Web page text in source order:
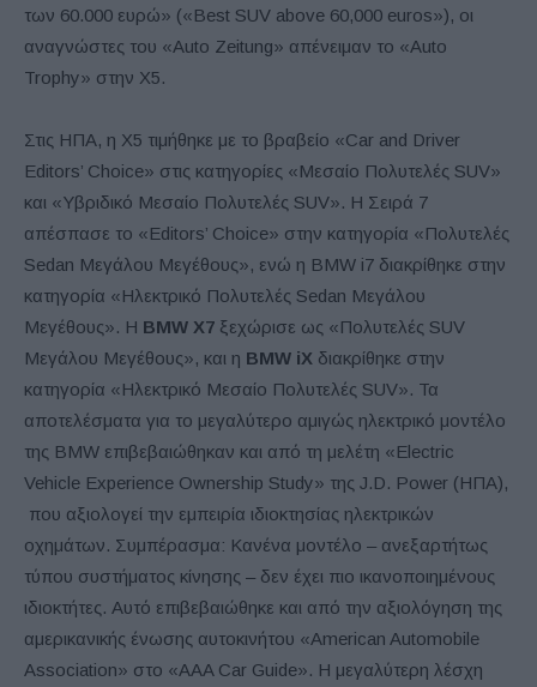
των 60.000 ευρώ» («Best SUV above 60,000 euros»), οι
αναγνώστες του «Auto Zeitung» απένειμαν το «Auto
Trophy» στην X5.
Στις ΗΠΑ, η X5 τιμήθηκε με το βραβείο «Car and Driver
Editors’ Choice» στις κατηγορίες «Μεσαίο Πολυτελές SUV»
και «Υβριδικό Μεσαίο Πολυτελές SUV». Η Σειρά 7
απέσπασε το «Editors’ Choice» στην κατηγορία «Πολυτελές
Sedan Μεγάλου Μεγέθους», ενώ η BMW i7 διακρίθηκε στην
κατηγορία «Ηλεκτρικό Πολυτελές Sedan Μεγάλου
Μεγέθους». Η BMW X7 ξεχώρισε ως «Πολυτελές SUV
Μεγάλου Μεγέθους», και η BMW iX διακρίθηκε στην
κατηγορία «Ηλεκτρικό Μεσαίο Πολυτελές SUV». Τα
αποτελέσματα για το μεγαλύτερο αμιγώς ηλεκτρικό μοντέλο
της BMW επιβεβαιώθηκαν και από τη μελέτη «Electric
Vehicle Experience Ownership Study» της J.D. Power (ΗΠΑ),
που αξιολογεί την εμπειρία ιδιοκτησίας ηλεκτρικών
οχημάτων. Συμπέρασμα: Κανένα μοντέλο – ανεξαρτήτως
τύπου συστήματος κίνησης – δεν έχει πιο ικανοποιημένους
ιδιοκτήτες. Αυτό επιβεβαιώθηκε και από την αξιολόγηση της
αμερικανικής ένωσης αυτοκινήτου «American Automobile
Association» στο «AAA Car Guide». Η μεγαλύτερη λέσχη